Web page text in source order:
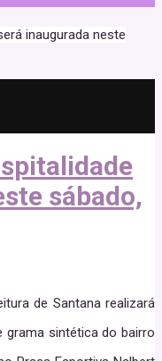
inaugurada neste
sábado,
de Santana realizará
grama sintética do bairro